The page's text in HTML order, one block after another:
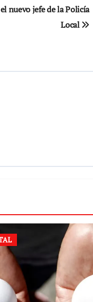
nuevo jefe de la Policía
Local